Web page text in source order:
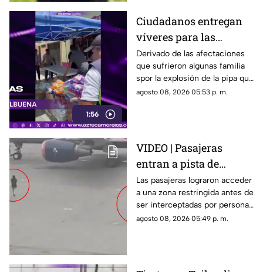
1:56
Ciudadanos entregan
víveres para las
familias afectadas por
la explosión de pipa en
Cuernavaca
Derivado de las afectaciones
que sufrieron algunas familia
spor la explosión de la pipa que
transportaba gas LP,
agosto 08, 2026 05:53 p. m.
VIDEO | Pasajeras
entran a pista de
aeropuerto tras perder
su vuelo; autoridades
logran detenerlas
Las pasajeras lograron acceder
a una zona restringida antes de
ser interceptadas por personal
del aeropuerto.
agosto 08, 2026 05:49 p. m.